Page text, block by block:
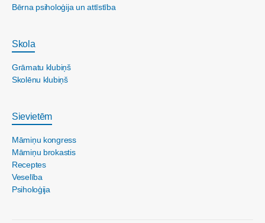
Bērna psiholoģija un attīstība
Skola
Grāmatu klubiņš
Skolēnu klubiņš
Sievietēm
Māmiņu kongress
Māmiņu brokastis
Receptes
Veselība
Psiholoģija